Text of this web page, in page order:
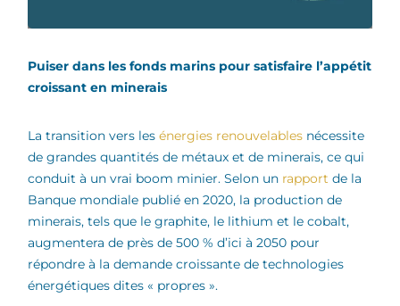
Puiser dans les fonds marins pour satisfaire l’appétit
croissant en minerais
La transition vers lesénergies renouvelables nécessite
de grandes quantités de métaux et de minerais, ce qui
conduit à un vrai boom minier. Selon un rapport de la
Banque mondiale publié en 2020, la production de
minerais, tels que le graphite, le lithium et le cobalt,
augmentera de près de 500 % d’ici à 2050 pour
répondre à la demande croissante de technologies
énergétiques dites « propres ».